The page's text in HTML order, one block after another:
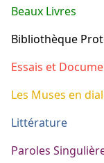
Beaux Livres
Bibliothèque
Essais et
Les Muses en
Littérature
Paroles